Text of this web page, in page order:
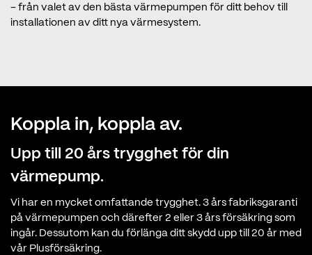
– från valet av den bästa värmepumpen för ditt behov till
installationen av ditt nya värmesystem.
Koppla in, koppla av.
Upp till 20 års trygghet för din
värmepump.
Vi har en mycket omfattande trygghet. 3 års fabriksgaranti
på värmepumpen och därefter 2 eller 3 års försäkring som
ingår. Dessutom kan du förlänga ditt skydd upp till 20 år med
vår Plusförsäkring.